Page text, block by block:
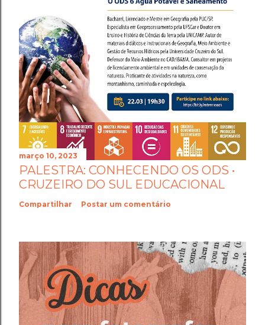
março 10, 2023
PALESTRA: CONHECENDO OS ODS •
CRUZEIRO DO SUL EDUCACIONAL
Compartilhar Postar um comentário